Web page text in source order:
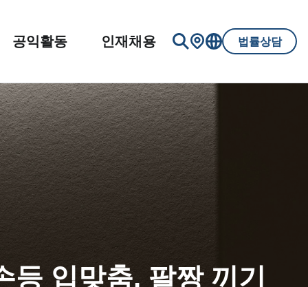
공익활동 인재채용 법률상담
등 입맞춤, 팔짱 끼기